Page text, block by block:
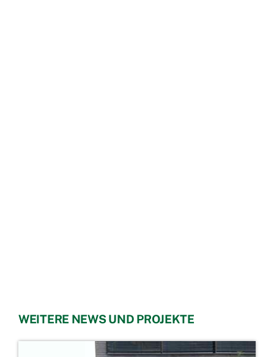
WEITERE NEWS UND PROJEKTE